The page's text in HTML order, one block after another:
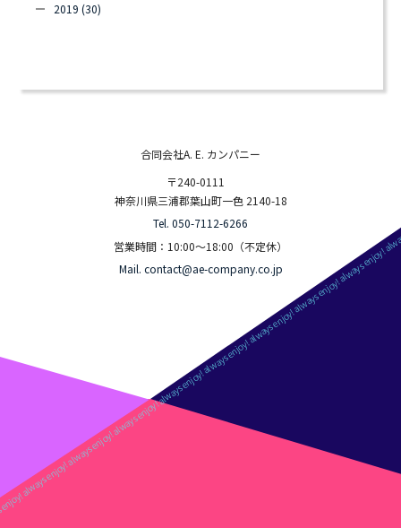
2019 (30)
合同会社A. E. カンパニー
〒240-0111
神奈川県三浦郡葉山町一色 2140-18
Tel. 050-7112-6266
営業時間：10:00～18:00（不定休）
Mail. contact@ae-company.co.jp